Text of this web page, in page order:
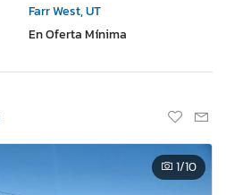
Farr West, UT
En Oferta Mínima
1/10